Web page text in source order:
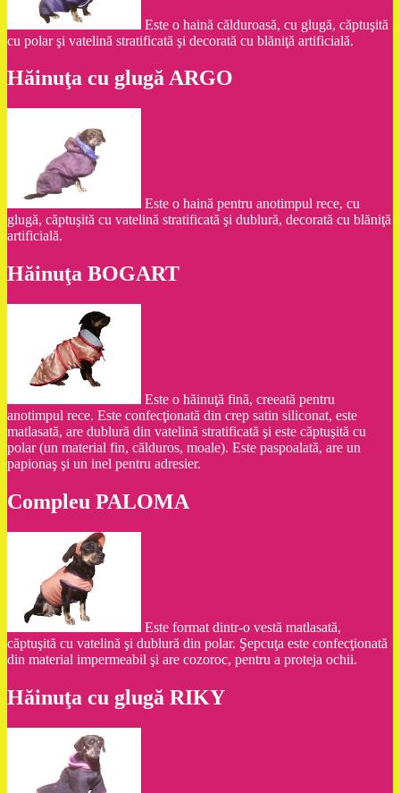
Este o haină călduroasă, cu glugă, căptuşită
cu polar şi vatelină stratificată şi decorată cu blăniţă artificială.
Hăinuţa cu glugă ARGO
Este o haină pentru anotimpul rece, cu
glugă, căptuşită cu vatelină stratificată şi dublură, decorată cu blăniţă
artificială.
Hăinuţa BOGART
Este o hăinuţă fină, creeată pentru
anotimpul rece. Este confecţionată din crep satin siliconat, este
matlasată, are dublură din vatelină stratificată şi este căptuşită cu
polar (un material fin, călduros, moale). Este paspoalată, are un
papionaş şi un inel pentru adresier.
Compleu PALOMA
Este format dintr-o vestă matlasată,
căptuşită cu vatelină şi dublură din polar. Şepcuţa este confecţionată
din material impermeabil şi are cozoroc, pentru a proteja ochii.
Hăinuţa cu glugă RIKY